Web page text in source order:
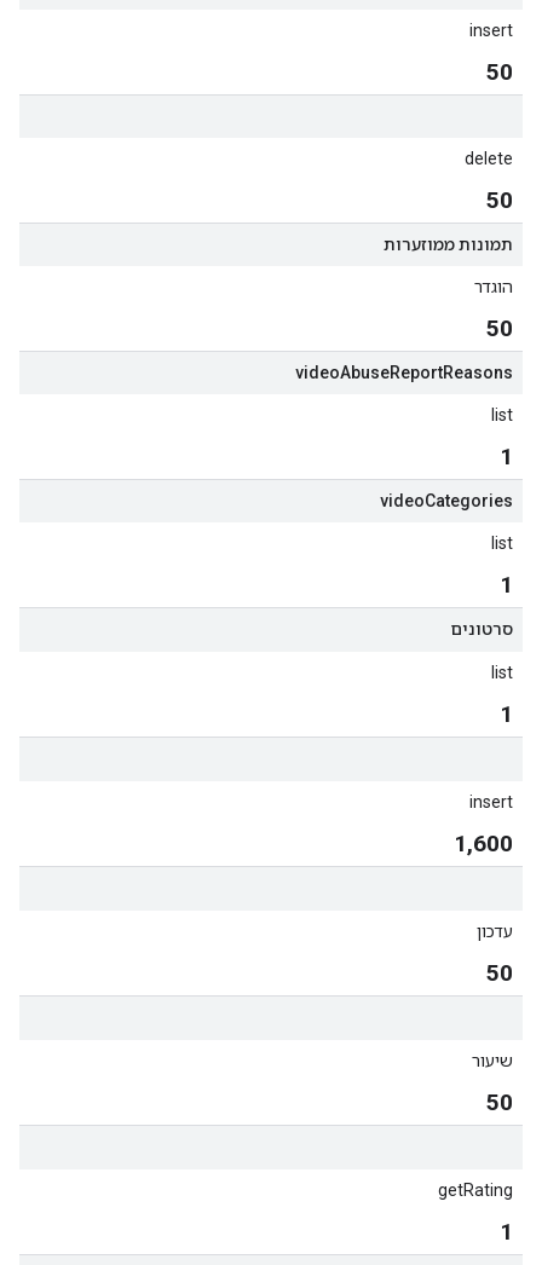
insert
50
delete
50
תמונות ממוזערות
הוגדר
50
videoAbuseReportReasons
list
1
videoCategories
list
1
סרטונים
list
1
insert
1,600
עדכון
50
שיעור
50
getRating
1